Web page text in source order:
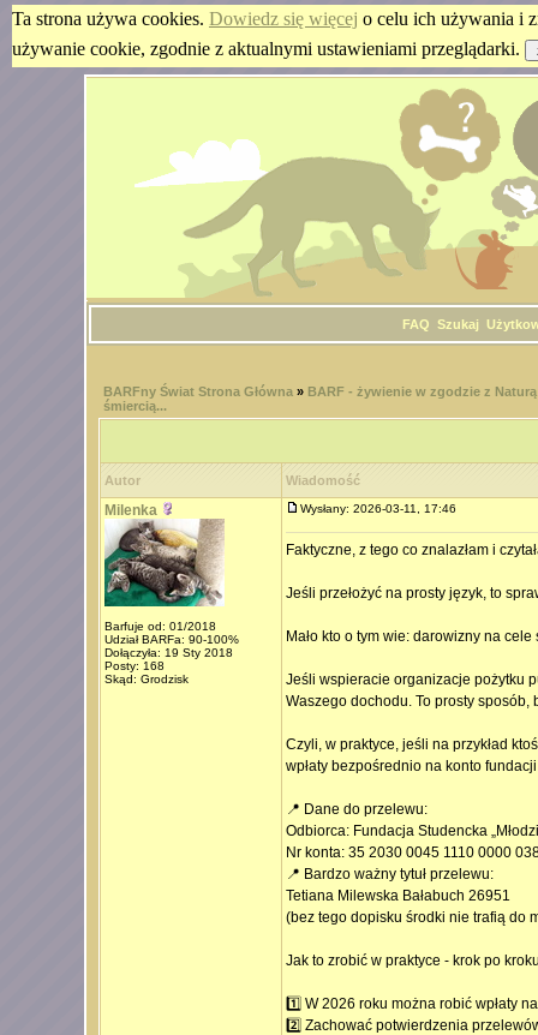
Ta strona używa cookies. Dowiedz się więcej o celu ich używania i
używanie cookie, zgodnie z aktualnymi ustawieniami przeglądarki.
FAQ Szukaj
BARFny Świat Strona Główna» BARF - żywienie w zgodzie z Naturą
śmiercią...
Autor Wiadomość
Milenka
Barfuje od: 01/2018
Udział BARFa: 90-100%
Dołączyła: 19 Sty 2018
Posty: 168
Skąd: Grodzisk
Wysłany: 2026-03-11, 17:46
Faktyczne, z tego co znalazłam i
Jeśli przełożyć na prosty język, to
Mało kto o tym wie: darowizny na
Jeśli wspieracie organizacje pożytku
Waszego dochodu. To prosty
Czyli, w praktyce, jeśli na przykład
wpłaty bezpośrednio na konto
📍 Dane do przelewu:
Odbiorca: Fundacja Studencka
Nr konta: 35 2030 0045 1110 0000
📍 Bardzo ważny tytuł przelewu:
Tetiana Milewska Bałabuch 26951
(bez tego dopisku środki nie trafią do
Jak to zrobić w praktyce - krok po
1️⃣ W 2026 roku można robić wpłaty
2️⃣ Zachować potwierdzenia